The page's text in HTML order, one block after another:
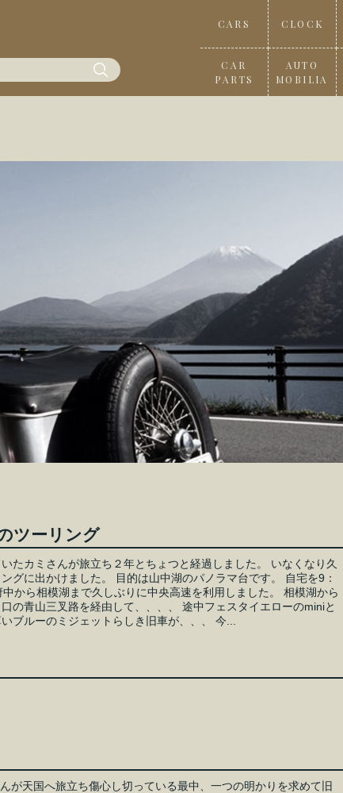
CARS CLOCK
CAR
PARTS
AUTO
MOBILIA
ツーリング
たカミさんが旅立ち２年とちょつと経過しました。 いなくなり久
グに出かけました。 目的は山中湖のパノラマ台です。 自宅を9：
から相模湖まで久しぶりに中央高速を利用しました。 相模湖から
の青山三叉路を経由して、、、、 途中フェスタイエローのminiと
ブルーのミジェットらしき旧車が、、、 今...
が天国へ旅立ち傷心し切っている最中、一つの明かりを求めて旧